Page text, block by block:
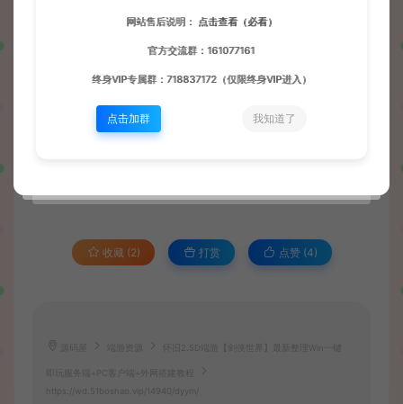
资源下载
收藏 (2) 打赏 点赞 (4)
端游资源 怀旧2.5D端游【剑侠世界】最新整理Win一键
即玩服务端+PC客户端+外网搭建教程
https://wd.51boshao.vip/14940/dyym/
网站售后说明： 点击查看（必看）
官方交流群：161077161
终身VIP专属群：718837172（仅限终身VIP进入）
点击加群 我知道了